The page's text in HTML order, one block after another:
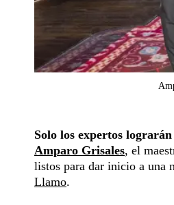
Solo los expertos
Amparo Grisales, el
listos para dar inicio a una
Llamo.